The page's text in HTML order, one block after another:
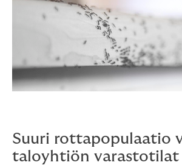
Suuri rottapopulaatio
taloyhtiön varastotilat